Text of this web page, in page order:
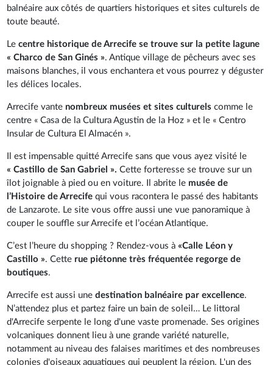
balnéaire aux côtés de quartiers historiques et sites culturels de
toute beauté.
Lecentre historique de Arrecife se trouve sur la petite lagune
« Charco de San Ginés ». Antique village de pêcheurs avec ses
maisons blanches, il vous enchantera et vous pourrez y déguster
les délices locales.
Arrecife vante nombreux musées et sites culturels comme le
centre « Casa de la Cultura Agustin de la Hoz » et le « Centro
Insular de Cultura El Almacén ».
Il est impensable quitté Arrecife sans que vous ayez visité le
« Castillo de San Gabriel ». Cette forteresse se trouve sur un
îlot joignable à pied ou en voiture. Il abrite le musée de
l’Histoire de Arrecife qui vous racontera le passé des habitants
de Lanzarote. Le site vous offre aussi une vue panoramique à
couper le souffle sur Arrecife et l’océan Atlantique.
C’est l’heure du shopping ? Rendez-vous à«Calle Léon y
Castillo ». Cette rue piétonne très fréquentée regorge de
boutiques.
Arrecife est aussi une destination balnéaire par excellence.
N’attendez plus et partez faire un bain de soleil… Le littoral
d'Arrecife serpente le long d'une vaste promenade. Ses origines
volcaniques donnent lieu à une grande variété naturelle,
notamment au niveau des falaises maritimes et des nombreuses
colonies d'oiseaux aquatiques qui peuplent la région. L'un des